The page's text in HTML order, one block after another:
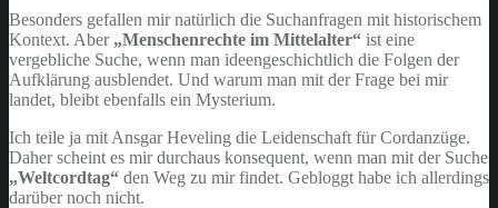
Besonders gefallen mir natürlich die Suchanfragen mit historischem
Kontext. Aber „Menschenrechte im Mittelalter“ ist eine
vergebliche Suche, wenn man ideengeschichtlich die Folgen der
Aufklärung ausblendet. Und warum man mit der Frage bei mir
landet, bleibt ebenfalls ein Mysterium.
Ich teile ja mit Ansgar Heveling die Leidenschaft für Cordanzüge.
Daher scheint es mir durchaus konsequent, wenn man mit der Suche
„Weltcordtag“ den Weg zu mir findet. Gebloggt habe ich allerdings
darüber noch nicht.